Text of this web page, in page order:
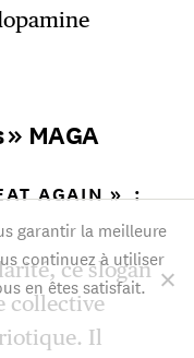
MAGA
AGAIN » :
ce slogan
collective
Il
garantir la meilleure
continuez à utiliser
en êtes satisfait.